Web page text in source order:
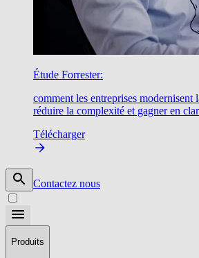
Étude Forrester:
comment les entreprises
réduire la complexité et gagner en
Télécharger
Contactez nous
Produits